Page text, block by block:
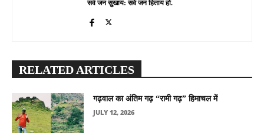
सर्व जन सुखाय: सर्व जन हिताय हो.
RELATED ARTICLES
गढ़वाल का अंतिम गढ़ “रामी गढ़” हिमाचल में
JULY 12, 2026